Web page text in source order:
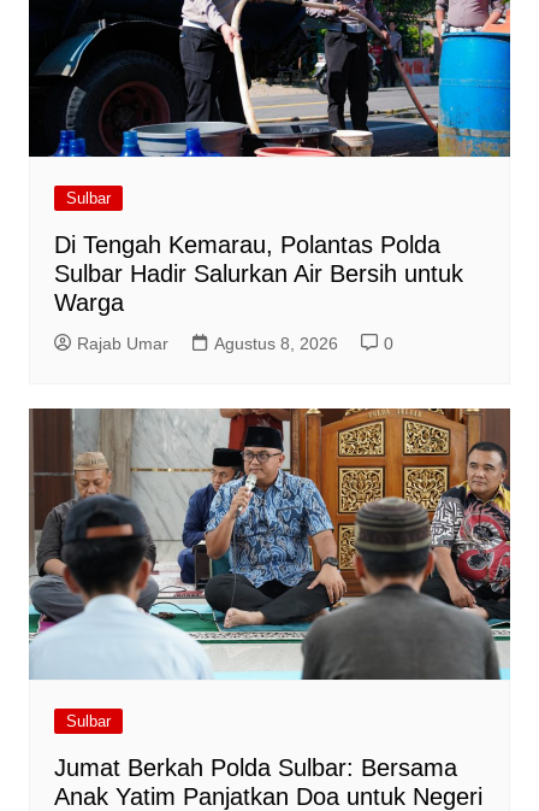
Sulbar
Di Tengah Kemarau, Polantas Polda
Sulbar Hadir Salurkan Air Bersih untuk
Warga
Rajab Umar Agustus 8, 2026 0
Sulbar
Jumat Berkah Polda Sulbar: Bersama
Anak Yatim Panjatkan Doa untuk Negeri